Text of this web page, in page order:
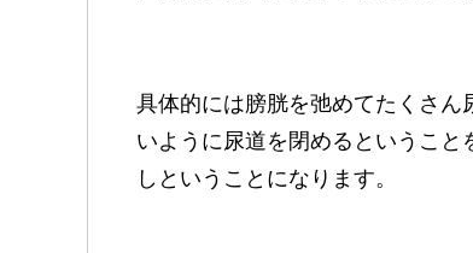
具体的には膀胱を弛めてたくさ
いように尿道を閉めるというこ
しということになります。